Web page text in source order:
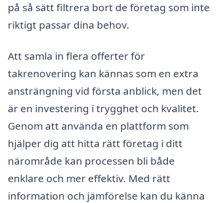
på så sätt filtrera bort de företag som inte
riktigt passar dina behov.
Att samla in flera offerter för
takrenovering kan kännas som en extra
ansträngning vid första anblick, men det
är en investering i trygghet och kvalitet.
Genom att använda en plattform som
hjälper dig att hitta rätt företag i ditt
närområde kan processen bli både
enklare och mer effektiv. Med rätt
information och jämförelse kan du känna